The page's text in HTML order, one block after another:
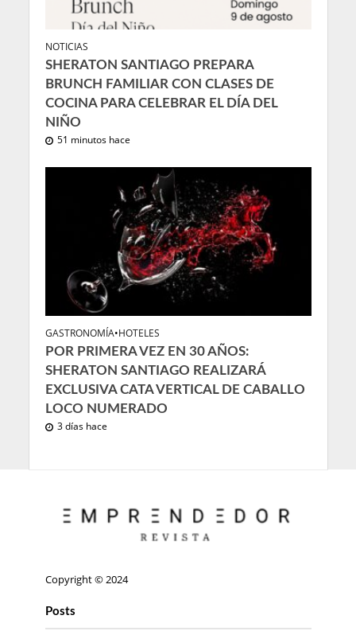
NOTICIAS
SHERATON SANTIAGO PREPARA
BRUNCH FAMILIAR CON CLASES DE
COCINA PARA CELEBRAR EL DÍA DEL
NIÑO
51 minutos hace
GASTRONOMÍA•HOTELES
POR PRIMERA VEZ EN 30 AÑOS:
SHERATON SANTIAGO REALIZARÁ
EXCLUSIVA CATA VERTICAL DE CABALLO
LOCO NUMERADO
3 días hace
Copyright © 2024
Posts